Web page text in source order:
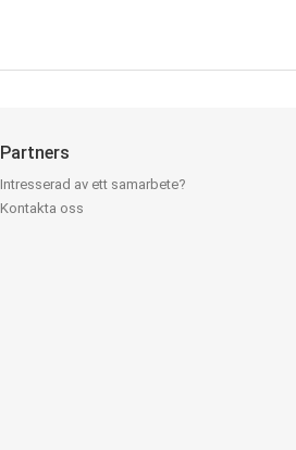
Partners
Intresserad av ett samarbete?
Kontakta oss